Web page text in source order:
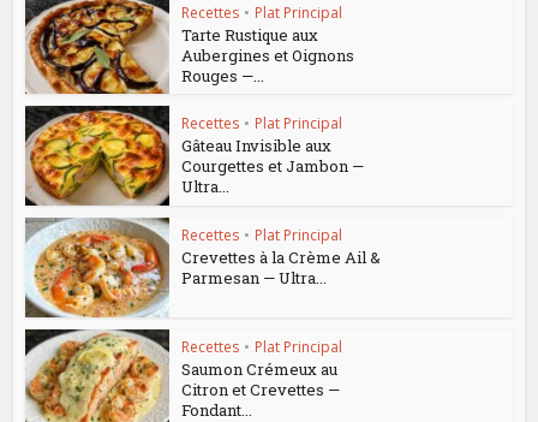
Recettes • Plat Principal
Tarte Rustique aux
Aubergines et Oignons
Rouges —...
Recettes • Plat Principal
Gâteau Invisible aux
Courgettes et Jambon —
Ultra...
Recettes • Plat Principal
Crevettes à la Crème Ail &
Parmesan — Ultra...
Recettes • Plat Principal
Saumon Crémeux au
Citron et Crevettes —
Fondant...